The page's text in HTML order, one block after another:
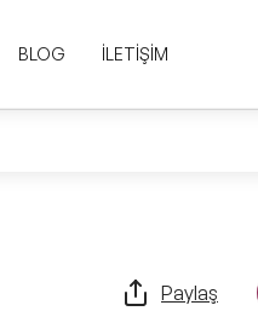
BLOG İLETİŞİM
Paylaş